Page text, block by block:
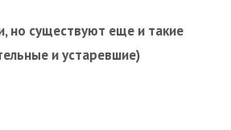
но существуют еще и такие
и устаревшие)